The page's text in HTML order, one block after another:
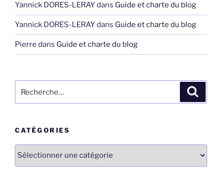
Yannick DORES-LERAYdans Guide et charte du blog
Yannick DORES-LERAYdans Guide et charte du blog
Pierre dans Guide et charte du blog
pour
CATÉGORIES
Catégories